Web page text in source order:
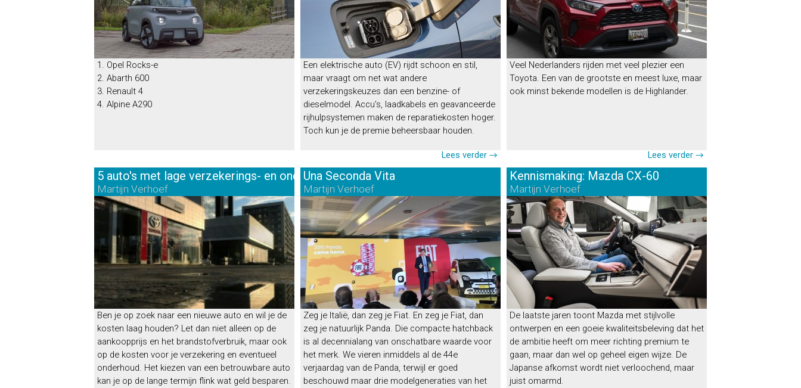
1. Honda HR-V
2. Suzuki Vitara
3. Honda CR-V
4. Suzuki S-Cross
1. Opel Rocks-e
2. Abarth 600
3. Renault 4
4. Alpine A290
Een elektrische auto (EV) rijdt schoon en stil,
maar vraagt om net wat andere
verzekeringskeuzes dan een benzine- of
dieselmodel. Accu’s, laadkabels en geavanceerde
rijhulpsystemen maken de reparatiekosten hoger.
Toch kun je de premie beheersbaar houden.
Lees verder →
Veel Nederlanders rijden met veel plezier een
Toyota. Een van de grootste en meest luxe, maar
ook minst bekende modellen is de Highlander.
Lees verder →
5 auto's met lage verzekerings- en onderhoudskosten
Martijn Verhoef
Ben je op zoek naar een nieuwe auto en wil je de
kosten laag houden? Let dan niet alleen op de
aankoopprijs en het brandstofverbruik, maar ook
op de kosten voor je verzekering en eventueel
onderhoud. Het kiezen van een betrouwbare auto
kan je op de lange termijn flink wat geld besparen.
Una Seconda Vita
Martijn Verhoef
Zeg je Italië, dan zeg je Fiat. En zeg je Fiat, dan
zeg je natuurlijk Panda. Die compacte hatchback
is al decennialang van onschatbare waarde voor
het merk. We vieren inmiddels al de 44e
verjaardag van de Panda, terwijl er goed
beschouwd maar drie modelgeneraties van het
Kennismaking: Mazda CX-60
Martijn Verhoef
De laatste jaren toont Mazda met stijlvolle
ontwerpen en een goeie kwaliteitsbeleving dat het
de ambitie heeft om meer richting premium te
gaan, maar dan wel op geheel eigen wijze. De
Japanse afkomst wordt niet verloochend, maar
juist omarmd.